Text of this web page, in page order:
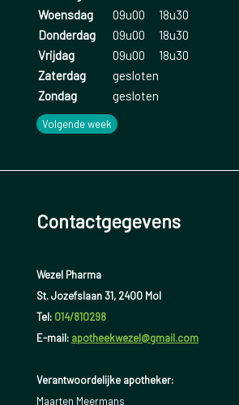
BMI tussen 17.5-20 = Ondergewicht
BMI tussen 20-25 = Ideaal gewicht
BMI tussen 26 en 30 = Overgewicht
= obesitas
BMI tussen 36 en 40 = Ernstige obesitas
= Morbide obesitas
Woensdag
09u00
18u30
Donderdag
09u00
18u30
Vrijdag
09u00
18u30
Zaterdag
gesloten
Zondag
gesloten
Volgende week
Contactgegevens
Wezel Pharma
St. Jozefslaan 31, 2400 Mol
Tel: 014/810298
E-mail: apotheekwezel@gmail.com
Verantwoordelijke apotheker:
Maarten Meermans